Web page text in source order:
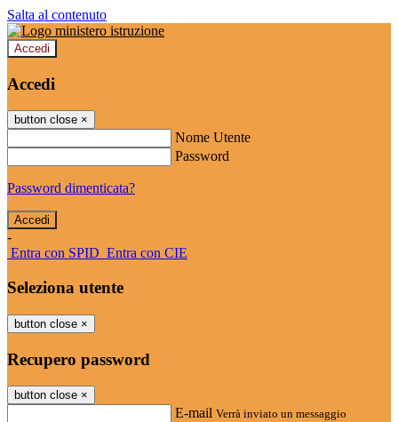
Salta al contenuto
Accedi
Accedi
button close ×
Nome Utente
Password
Password dimenticata?
-
Entra con SPID Entra con CIE
Seleziona utente
button close ×
Recupero password
button close ×
E-mail Verrà inviato un messaggio